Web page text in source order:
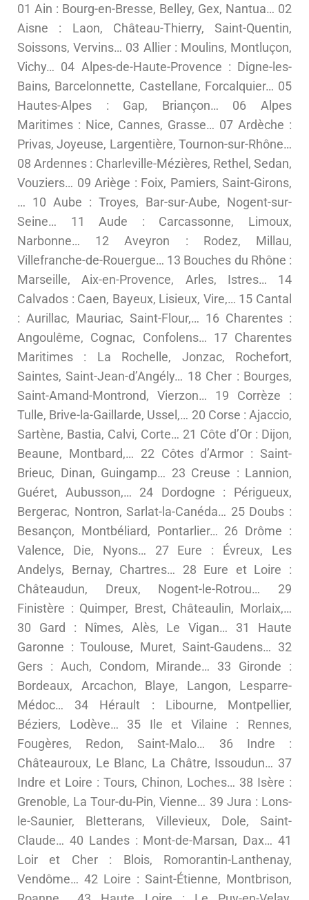
01 Ain : Bourg-en-Bresse, Belley, Gex, Nantua… 02
Aisne : Laon, Château-Thierry, Saint-Quentin,
Soissons, Vervins… 03 Allier : Moulins, Montluçon,
Vichy… 04 Alpes-de-Haute-Provence : Digne-les-
Bains, Barcelonnette, Castellane, Forcalquier… 05
Hautes-Alpes : Gap, Briançon… 06 Alpes
Maritimes : Nice, Cannes, Grasse… 07 Ardèche :
Privas, Joyeuse, Largentière, Tournon-sur-Rhône…
08 Ardennes : Charleville-Mézières, Rethel, Sedan,
Vouziers… 09 Ariège : Foix, Pamiers, Saint-Girons,
… 10 Aube : Troyes, Bar-sur-Aube, Nogent-sur-
Seine… 11 Aude : Carcassonne, Limoux,
Narbonne… 12 Aveyron : Rodez, Millau,
Villefranche-de-Rouergue… 13 Bouches du Rhône :
Marseille, Aix-en-Provence, Arles, Istres… 14
Calvados : Caen, Bayeux, Lisieux, Vire,… 15 Cantal
: Aurillac, Mauriac, Saint-Flour,… 16 Charentes :
Angoulême, Cognac, Confolens… 17 Charentes
Maritimes : La Rochelle, Jonzac, Rochefort,
Saintes, Saint-Jean-d’Angély… 18 Cher : Bourges,
Saint-Amand-Montrond, Vierzon… 19 Corrèze :
Tulle, Brive-la-Gaillarde, Ussel,… 20 Corse : Ajaccio,
Sartène, Bastia, Calvi, Corte… 21 Côte d’Or : Dijon,
Beaune, Montbard,… 22 Côtes d’Armor : Saint-
Brieuc, Dinan, Guingamp… 23 Creuse : Lannion,
Guéret, Aubusson,… 24 Dordogne : Périgueux,
Bergerac, Nontron, Sarlat-la-Canéda… 25 Doubs :
Besançon, Montbéliard, Pontarlier… 26 Drôme :
Valence, Die, Nyons… 27 Eure : Évreux, Les
Andelys, Bernay, Chartres… 28 Eure et Loire :
Châteaudun, Dreux, Nogent-le-Rotrou… 29
Finistère : Quimper, Brest, Châteaulin, Morlaix,…
30 Gard : Nîmes, Alès, Le Vigan… 31 Haute
Garonne : Toulouse, Muret, Saint-Gaudens… 32
Gers : Auch, Condom, Mirande… 33 Gironde :
Bordeaux, Arcachon, Blaye, Langon, Lesparre-
Médoc… 34 Hérault : Libourne, Montpellier,
Béziers, Lodève… 35 Ile et Vilaine : Rennes,
Fougères, Redon, Saint-Malo… 36 Indre :
Châteauroux, Le Blanc, La Châtre, Issoudun… 37
Indre et Loire : Tours, Chinon, Loches… 38 Isère :
Grenoble, La Tour-du-Pin, Vienne… 39 Jura : Lons-
le-Saunier, Bletterans, Villevieux, Dole, Saint-
Claude… 40 Landes : Mont-de-Marsan, Dax… 41
Loir et Cher : Blois, Romorantin-Lanthenay,
Vendôme… 42 Loire : Saint-Étienne, Montbrison,